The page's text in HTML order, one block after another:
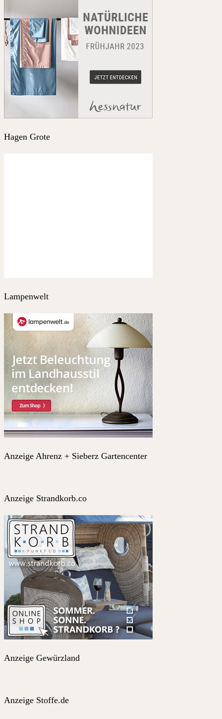
Hagen Grote
Lampenwelt
Anzeige Ahrenz + Sieberz Gartencenter
Anzeige Strandkorb.co
Anzeige Gewürzland
Anzeige Stoffe.de